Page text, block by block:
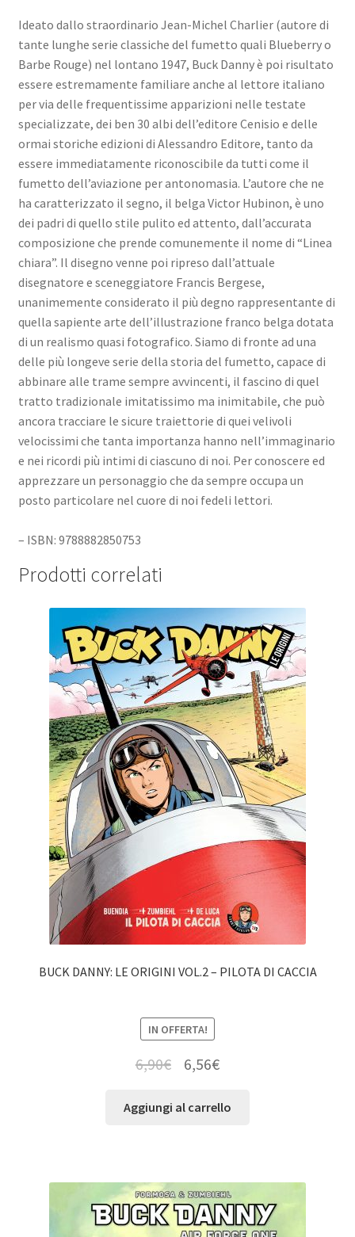
Ideato dallo straordinario Jean-Michel Charlier (autore di
tante lunghe serie classiche del fumetto quali Blueberry o
Barbe Rouge) nel lontano 1947, Buck Danny è poi risultato
essere estremamente familiare anche al lettore italiano
per via delle frequentissime apparizioni nelle testate
specializzate, dei ben 30 albi dell’editore Cenisio e delle
ormai storiche edizioni di Alessandro Editore, tanto da
essere immediatamente riconoscibile da tutti come il
fumetto dell’aviazione per antonomasia. L’autore che ne
ha caratterizzato il segno, il belga Victor Hubinon, è uno
dei padri di quello stile pulito ed attento, dall’accurata
composizione che prende comunemente il nome di “Linea
chiara”. Il disegno venne poi ripreso dall’attuale
disegnatore e sceneggiatore Francis Bergese,
unanimemente considerato il più degno rappresentante di
quella sapiente arte dell’illustrazione franco belga dotata
di un realismo quasi fotografico. Siamo di fronte ad una
delle più longeve serie della storia del fumetto, capace di
abbinare alle trame sempre avvincenti, il fascino di quel
tratto tradizionale imitatissimo ma inimitabile, che può
ancora tracciare le sicure traiettorie di quei velivoli
velocissimi che tanta importanza hanno nell’immaginario
e nei ricordi più intimi di ciascuno di noi. Per conoscere ed
apprezzare un personaggio che da sempre occupa un
posto particolare nel cuore di noi fedeli lettori.
– ISBN: 9788882850753
Prodotti correlati
BUCK DANNY: LE ORIGINI VOL.2 – PILOTA DI CACCIA
IN OFFERTA!
6,90€ 6,56€
Aggiungi al carrello